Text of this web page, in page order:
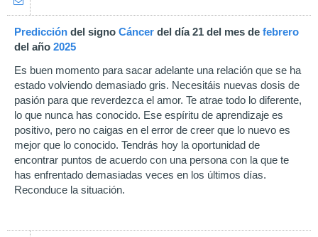
Predicción del signo Cáncer del día 21 del mes de febrero
del año 2025
Es buen momento para sacar adelante una relación que se ha
estado volviendo demasiado gris. Necesitáis nuevas dosis de
pasión para que reverdezca el amor. Te atrae todo lo diferente,
lo que nunca has conocido. Ese espíritu de aprendizaje es
positivo, pero no caigas en el error de creer que lo nuevo es
mejor que lo conocido. Tendrás hoy la oportunidad de
encontrar puntos de acuerdo con una persona con la que te
has enfrentado demasiadas veces en los últimos días.
Reconduce la situación.